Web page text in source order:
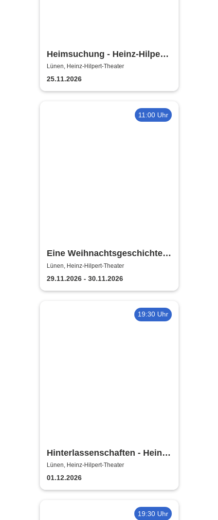
Heimsuchung - Heinz-Hilpert-
Theater
Lünen, Heinz-Hilpert-Theater
25.11.2026
11:00 Uhr
Eine Weihnachtsgeschichte -
Heinz-Hilpert-Theater Lünen
Lünen, Heinz-Hilpert-Theater
29.11.2026 - 30.11.2026
19:30 Uhr
Hinterlassenschaften - Heinz-
Hilpert-Theater
Lünen, Heinz-Hilpert-Theater
01.12.2026
19:30 Uhr